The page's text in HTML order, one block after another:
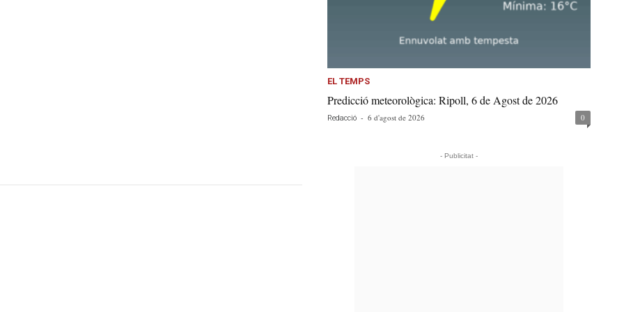
EL TEMPS
Predicció meteorològica: Ripoll, 6 de Agost de 2026
Redacció - 6 d'agost de 2026 0
- Publicitat -